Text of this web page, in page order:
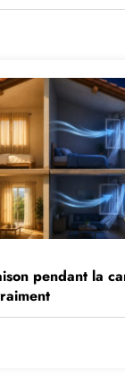
pendant la